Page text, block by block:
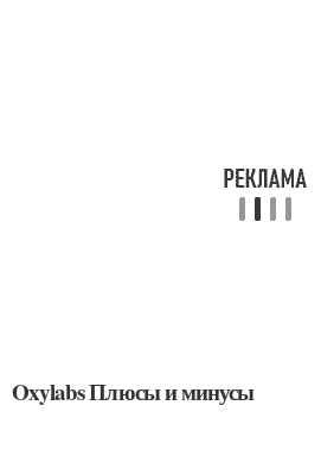
Oxylabs Плюсы и минусы